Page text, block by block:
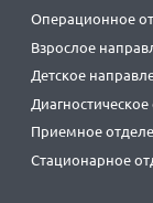
Операционное
Взрослое
Детское
Приемное
Стационарное